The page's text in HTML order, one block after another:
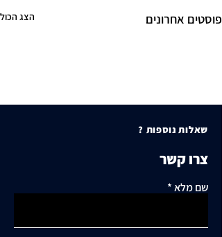
פוסטים אחרונים הצג הכול
שאלות נוספות ?
צרו קשר
שם מלא